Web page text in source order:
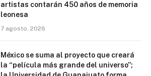
artistas contarán 450 años de memoria
leonesa
7 agosto, 2026
México se suma al proyecto que creará
la “película más grande del universo”;